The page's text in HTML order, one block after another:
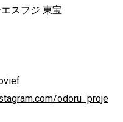
スフジ 東宝
odoru_proje